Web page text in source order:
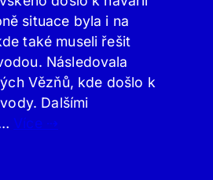
situace byla i na
také museli řešit
Následovala
Vězňů, kde došlo k
Dalšími
Více ⇢